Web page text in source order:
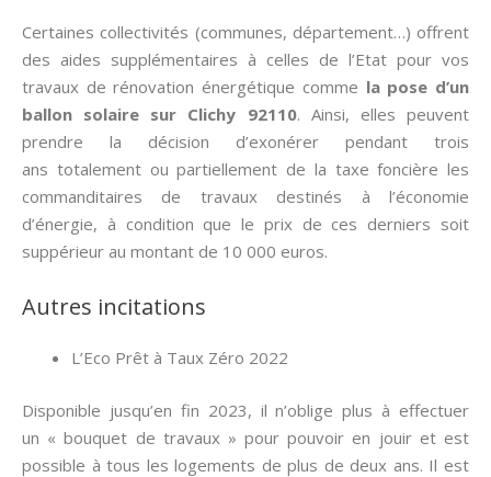
Certaines collectivités (communes, département…) offrent
des aides supplémentaires à celles de l’Etat pour vos
travaux de rénovation énergétique comme la pose d’un
ballon solaire sur Clichy 92110. Ainsi, elles peuvent
prendre la décision d’exonérer pendant trois
ans totalement ou partiellement de la taxe foncière les
commanditaires de travaux destinés à l’économie
d’énergie, à condition que le prix de ces derniers soit
suppérieur au montant de 10 000 euros.
Autres incitations
L’Eco Prêt à Taux Zéro 2022
Disponible jusqu’en fin 2023, il n’oblige plus à effectuer
un « bouquet de travaux » pour pouvoir en jouir et est
possible à tous les logements de plus de deux ans. Il est